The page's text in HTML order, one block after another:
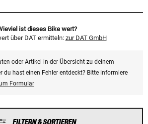
ist dieses Bike wert?
über DAT ermitteln: zur DAT GmbH
oder Artikel in der Übersicht zu deinem
du hast einen Fehler entdeckt? Bitte informiere
Formular
FILTERN & SORTIEREN